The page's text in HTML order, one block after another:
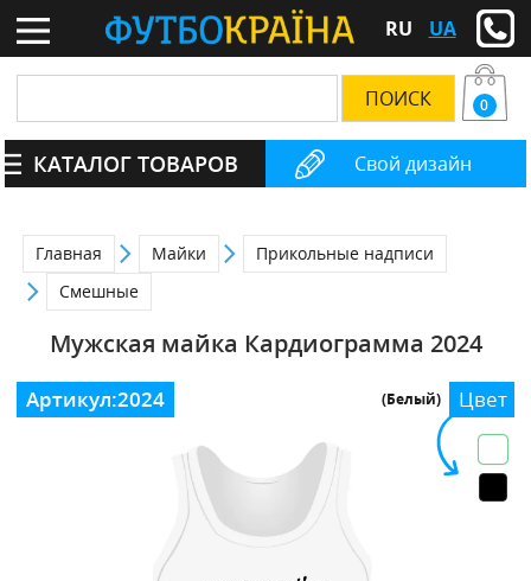
RU UA
Свой дизайн
0
КАТАЛОГ ТОВАРОВ
Главная Майки
Прикольные надписи
Смешные
Мужская майка Кардиограмма 2024
Цвет
(Белый)
Артикул:2024